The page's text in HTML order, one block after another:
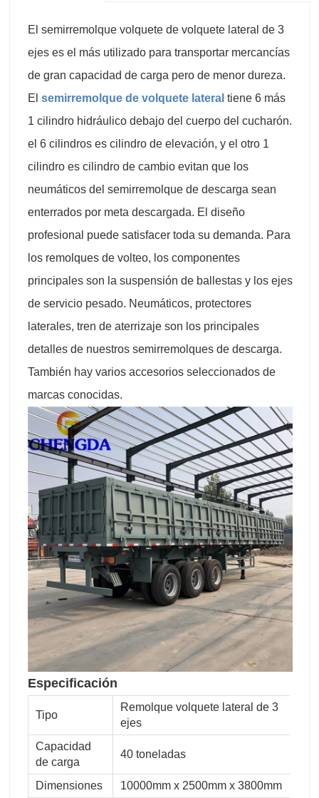
El semirremolque volquete de volquete lateral de 3
ejes es el más utilizado para transportar mercancías
de gran capacidad de carga pero de menor dureza.
El semirremolque de volquete lateral tiene 6 más
1 cilindro hidráulico debajo del cuerpo del cucharón.
el 6 cilindros es cilindro de elevación, y el otro 1
cilindro es cilindro de cambio evitan que los
neumáticos del semirremolque de descarga sean
enterrados por meta descargada. El diseño
profesional puede satisfacer toda su demanda. Para
los remolques de volteo, los componentes
principales son la suspensión de ballestas y los ejes
de servicio pesado. Neumáticos, protectores
laterales, tren de aterrizaje son los principales
detalles de nuestros semirremolques de descarga.
También hay varios accesorios seleccionados de
marcas conocidas.
Especificación
Tipo
Remolque volquete lateral de 3
ejes
Capacidad
de carga
40 toneladas
Dimensiones 10000mm x 2500mm x 3800mm